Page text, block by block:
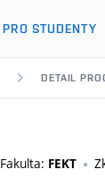
PRO STUDENTY
DETAIL
Fakulta: FEKT